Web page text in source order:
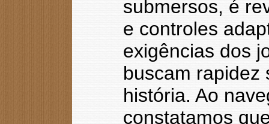
submersos, é
e controles
exigências dos
buscam rapidez
história. Ao
constatamos